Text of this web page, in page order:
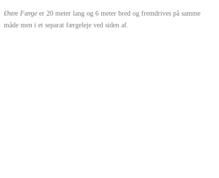
Østre Færge er 20 meter lang og 6 meter bred og fremdrives på samme
måde men i et separat færgeleje ved siden af.